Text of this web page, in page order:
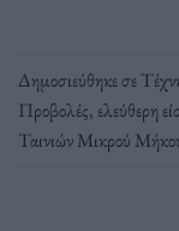
Δημοσιεύθηκε σε
Προβολές, ελεύθερη
Ταινιών Μικρού